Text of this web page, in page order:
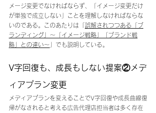
メージ変更でなければならず、「イメージ変更だけ
が単独で成立しない」ことを理解しなければならな
いのである。このあたりは「 誤解されつつある「ブ
ランディング」～「イメージ戦略」「ブランド戦
略」との違い～ 」でも説明している。
V字回復も、成長もしない提案②メデ
ィアプラン変更
メディアプランを変えることでV字回復や成長曲線復
帰がなされると考える広告代理店担当者は多く存在